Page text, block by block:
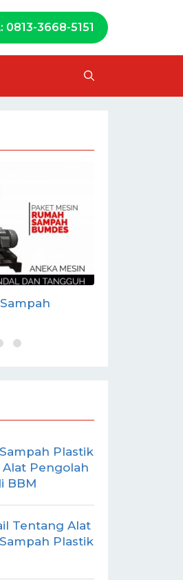
0813-3668-5151
Plastik
Alat Pengolah
BBM
Tentang Alat
Plastik